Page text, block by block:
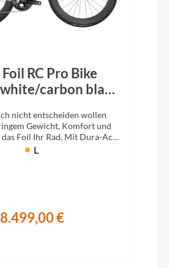
RC Pro Bike
carbon black
nicht entscheiden wollen
Gewicht, Komfort und
Foil Ihr Rad. Mit Dura-Ace
Di2.L
8.499,00 €